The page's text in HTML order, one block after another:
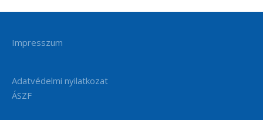
Impresszum
Adatvédelmi nyilatkozat
ÁSZF